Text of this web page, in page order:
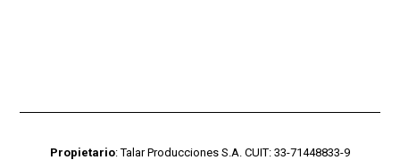
Propietario: Talar Producciones S.A. CUIT: 33-71448833-9